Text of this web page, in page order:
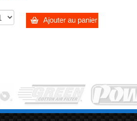
Ajouter au panier